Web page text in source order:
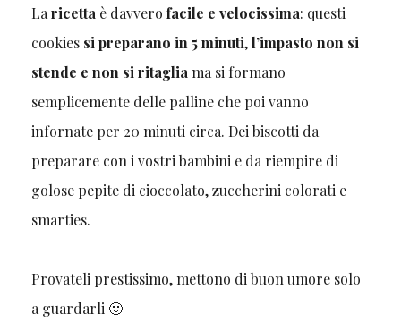
La ricetta è davvero facile e velocissima: questi
cookies si preparano in 5 minuti,l’impasto non si
stende e non si ritaglia ma si formano
semplicemente delle palline che poi vanno
infornate per 20 minuti circa. Dei biscotti da
preparare con i vostri bambini e da riempire di
golose pepite di cioccolato, zuccherini colorati e
smarties.
Provateli prestissimo, mettono di buon umore solo
a guardarli 🙂